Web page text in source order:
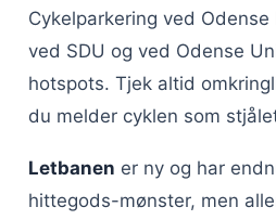
Cykelparkering ved
ved SDU og ved Odense
hotspots. Tjek altid
du melder cyklen som
Letbanen er ny og har
hittegods-mønster, men